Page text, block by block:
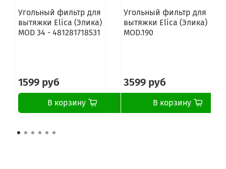
Угольный фильтр для
вытяжки Elica (Элика)
MOD 34 - 481281718531
1599 руб
В корзину
Угольный фильтр для
вытяжки Elica (Элика)
MOD.190
3599 руб
В корзину